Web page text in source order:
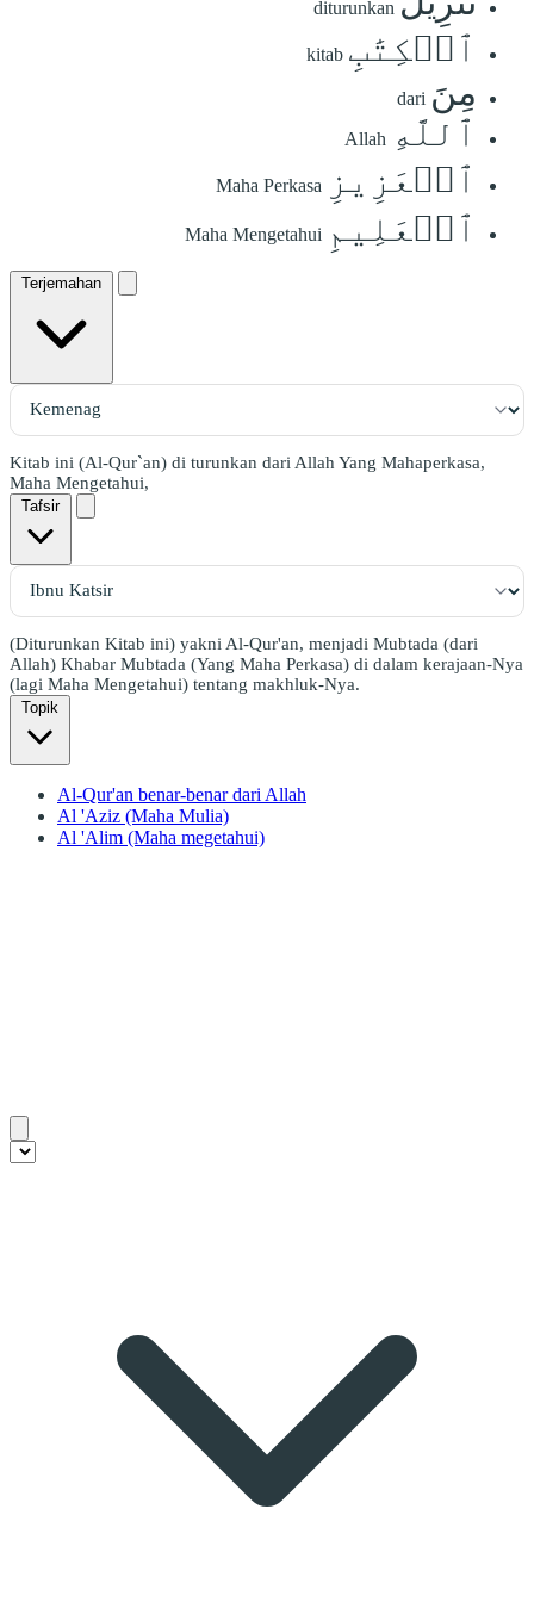
diturunkan
ٱلۡكِتَٰبِ kitab
مِنَ dari
ٱللَّهِ Allah
ٱلۡعَزِيزِ Maha Perkasa
ٱلۡعَلِيمِ Maha Mengetahui
Terjemahan
Kitab ini (Al-Qur`an) di turunkan dari Allah Yang Mahaperkasa,
Maha Mengetahui,
Tafsir
(Diturunkan Kitab ini) yakni Al-Qur'an, menjadi Mubtada (dari
Allah) Khabar Mubtada (Yang Maha Perkasa) di dalam kerajaan-Nya
(lagi Maha Mengetahui) tentang makhluk-Nya.
Topik
Al-Qur'an benar-benar dari Allah
Al 'Aziz (Maha Mulia)
Al 'Alim (Maha megetahui)